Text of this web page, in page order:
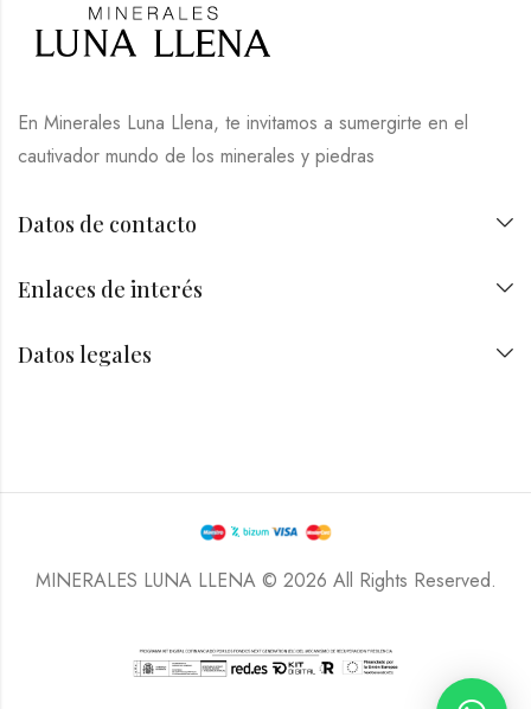
En Minerales Luna Llena, te invitamos a sumergirte en el
cautivador mundo de los minerales y piedras
Datos de contacto
Enlaces de interés
Datos legales
MINERALES LUNA LLENA © 2026 All Rights Reserved.